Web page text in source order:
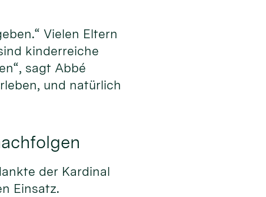
Vielen Eltern
kinderreiche
sagt Abbé
und natürlich
der Kardinal
Einsatz.